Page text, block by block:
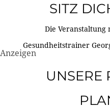
SITZ
Die
Gesundheitstrainer
Anzeigen
UNSERE